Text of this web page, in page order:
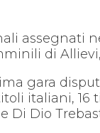
assegnati
di
gara
italiani,
Di Dio